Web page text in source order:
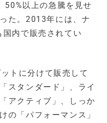
50%以上の急騰を見せ
た。2013年には、ナ
内で販売されてい
トに分けて販売して
スタンダード」、ライ
アクティブ」、しっか
の「パフォーマンス」